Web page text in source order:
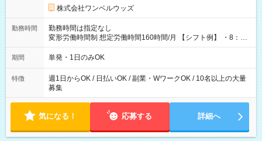
株式会社ワンベルウッズ
勤務時間
勤務時間は指定なし
変形労働時間制 想定労働時間160時間/月 【シフト例】 ・8：00
～21：00
期間 単発・1日のみOK
特徴
週1日からOK / 日払いOK / 副業・WワークOK / 10名以上の大量
募集
気になる！ 応募する 詳細へ